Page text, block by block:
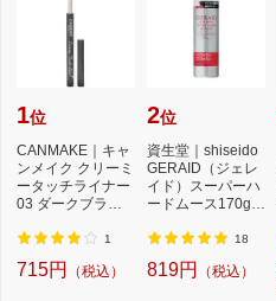
1位
CANMAKE｜キャ
ンメイク クリーミ
ータッチライナー
03 ダークブラウ
1
715円 （税込）
2位
資生堂｜shiseido
GERAID（ジェレ
イド）スーパーハ
ードムース170g
ー...
18
819円 （税込）